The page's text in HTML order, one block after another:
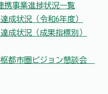
事業進捗状況一覧
成状況 （令和6年度）
成状況（成果指標別）
都市圏ビジョン懇談会